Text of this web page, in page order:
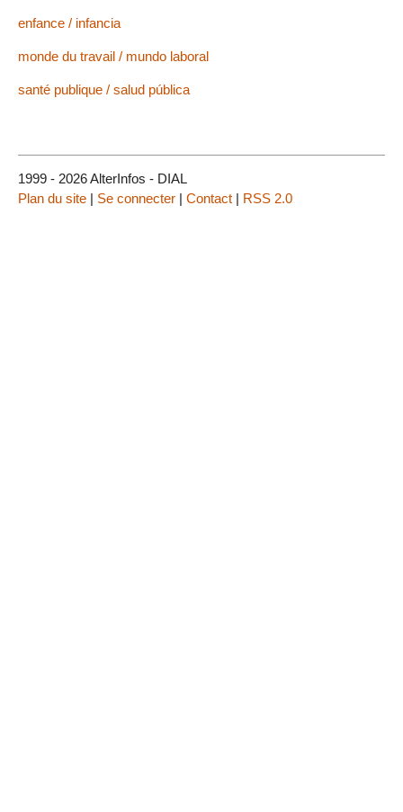
enfance / infancia
monde du travail / mundo laboral
santé publique / salud pública
1999 - 2026 AlterInfos - DIAL
Plan du site | Se connecter | Contact | RSS 2.0